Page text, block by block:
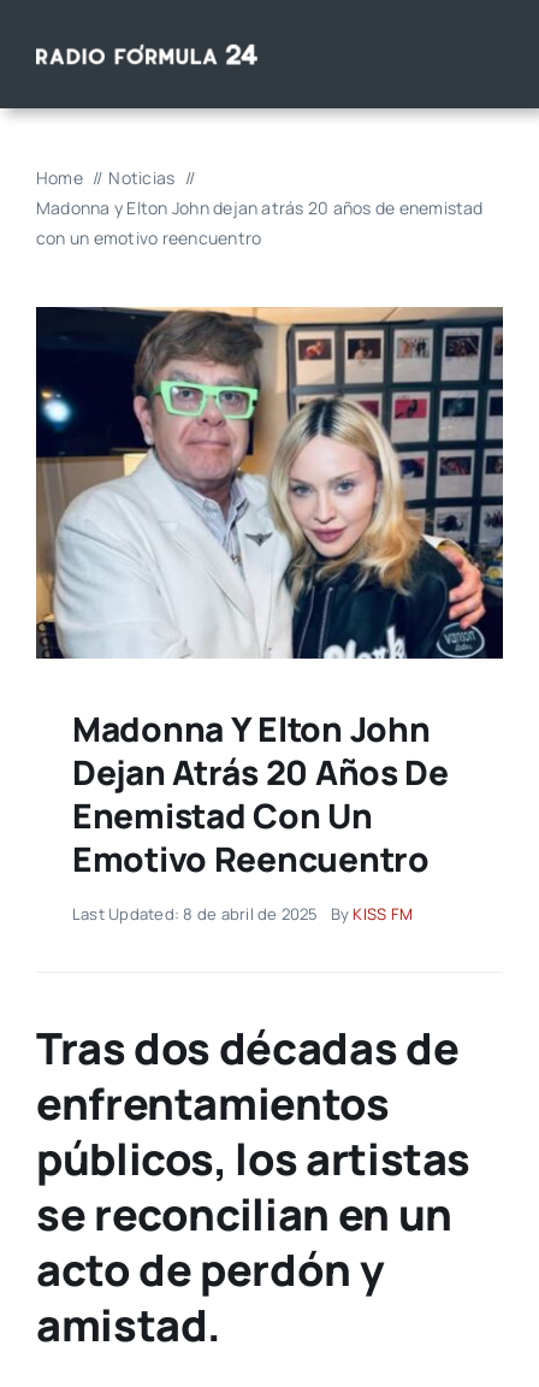
Home
Noticias
Madonna y Elton John dejan atrás 20 años de enemistad
con un emotivo reencuentro
Madonna Y Elton John
Dejan Atrás 20 Años De
Enemistad Con Un
Emotivo Reencuentro
Last Updated: 8 de abril de 2025 By KISS FM
Tras dos décadas de
enfrentamientos
públicos, los artistas
se reconcilian en un
acto de perdón y
amistad.